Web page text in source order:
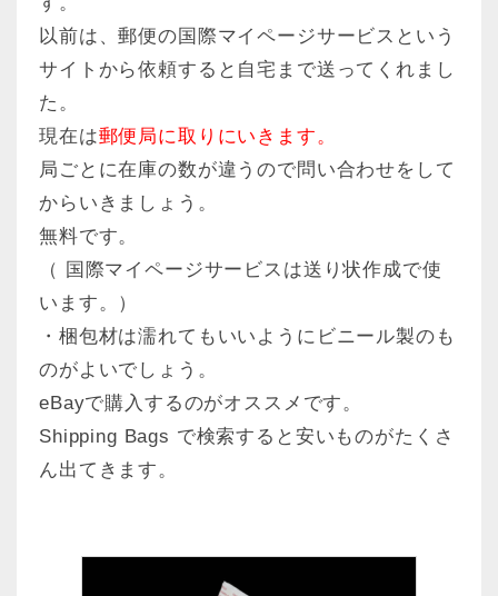
以前は、郵便の国際マイページサービスという
サイトから依頼すると自宅まで送ってくれまし
た。
現在は郵便局に取りにいきます。
局ごとに在庫の数が違うので問い合わせをして
からいきましょう。
無料です。
（ 国際マイページサービスは送り状作成で使
います。）
・梱包材は濡れてもいいようにビニール製のも
のがよいでしょう。
eBayで購入するのがオススメです。
Shipping Bags で検索すると安いものがたくさ
ん出てきます。